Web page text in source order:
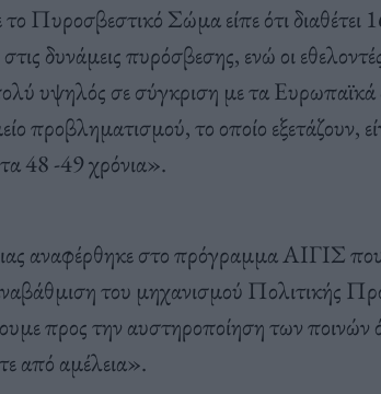
το Πυροσβεστικό Σώμα είπε ότι
δυνάμεις πυρόσβεσης, ενώ οι
υψηλός σε σύγκριση με τα Ευρωπαϊκά
προβληματισμού, το οποίο εξετάζουν,
48 -49 χρόνια».
αναφέρθηκε στο πρόγραμμα ΑΙΓΙΣ που
του μηχανισμού Πολιτικής
προς την αυστηροποίηση των ποινών
από αμέλεια».